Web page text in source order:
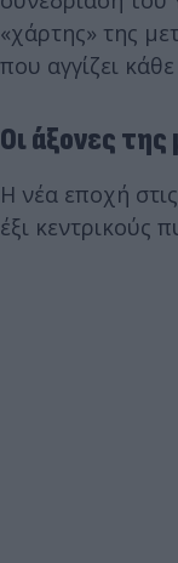
«χάρτης» της
που αγγίζει
Οι άξονες
Η νέα εποχή
έξι κεντρικούς